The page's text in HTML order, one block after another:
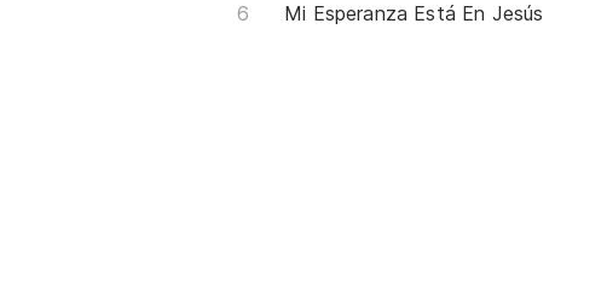
Mi Esperanza Está En Jesús